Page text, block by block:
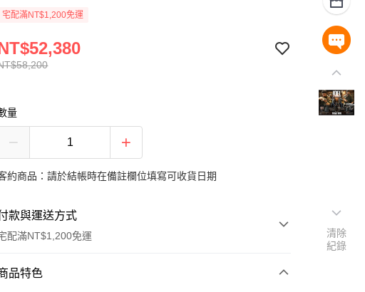
宅配滿NT$1,200免運
量
約商品：請於結帳時在備註欄位填寫可收貨日期
款與運送方式
配滿NT$1,200免運
付款方式
品特色
清除
紀錄